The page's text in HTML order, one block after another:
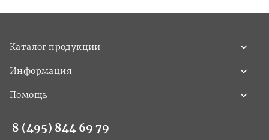
Каталог продукции
Информация
Помощь
8 (495) 844 69 79